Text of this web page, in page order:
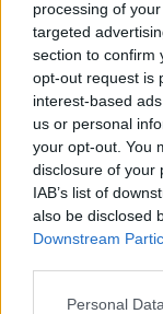
processing of
targeted
section to confirm
opt-out request is
interest-based
us or personal
your opt-out. You
disclosure of your
IAB’s list of
also be disclosed
Downstream
Personal
coronavirus